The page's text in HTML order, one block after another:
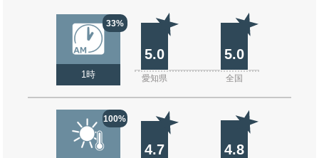
33%
1時
5.0 5.0
愛知県 全国
100%
4.7 4.8